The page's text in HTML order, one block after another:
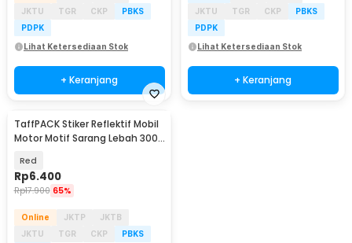
JKTU
TGR CKP
PBKS
PDPK
Lihat Ketersediaan Stok
+ Keranjang
JKTU
TGR CKP
PBKS
PDPK
Lihat Ketersediaan Stok
+ Keranjang
TaffPACK Stiker Reflektif Mobil
Motor Motif Sarang Lebah 300 x
Red
Rp6.400
Rp17.900 65%
Online JKTP
JKTB
JKTU
TGR CKP
PBKS